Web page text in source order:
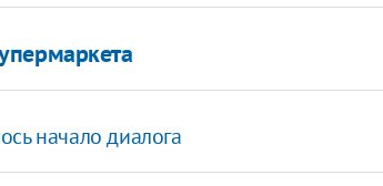
начало диалога